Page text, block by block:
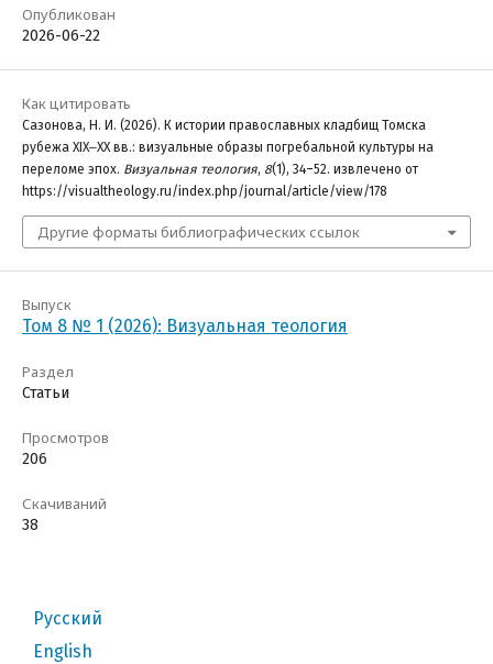
Опубликован
2026-06-22
Как цитировать
Сазонова, Н. И. (2026). К истории православных кладбищ Томска
рубежа XIX‒XX вв.: визуальные образы погребальной культуры на
переломе эпох. Визуальная теология, 8(1), 34–52. извлечено от
https://visualtheology.ru/index.php/journal/article/view/178
Другие форматы библиографических ссылок
Выпуск
Том 8 № 1 (2026): Визуальная теология
Раздел
Статьи
Просмотров
206
Скачиваний
38
Русский
English